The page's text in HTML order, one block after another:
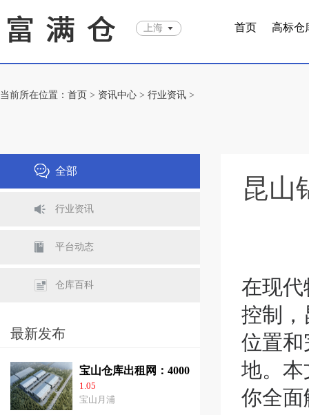
上海 首页 高标仓
当前所在位置： 首页 > 资讯中心 > 行业资讯 >
全部
行业资讯
平台动态
仓库百科
最新发布
宝山仓库出租网：40000平方米高平台仓库出
1.05
宝山月浦
昆山
在现
控制
位置
地。
你全